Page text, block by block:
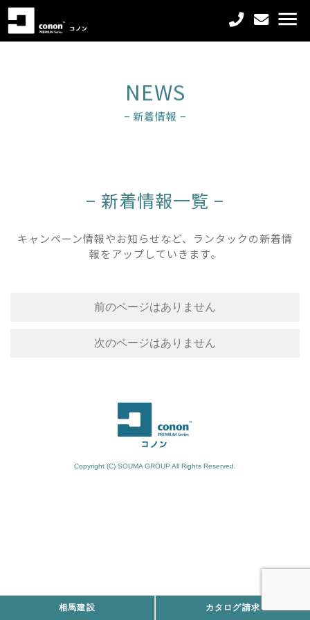
NEWS
− 新着情報 −
− 新着情報一覧 −
キャンペーン情報やお知らせなど、ランタックの新着情
報をアップしていきます。
前のページはありません
次のページはありません
Copyright (C) SOUMA GROUP All Rights Reserved.
相馬建設 カタログ請求